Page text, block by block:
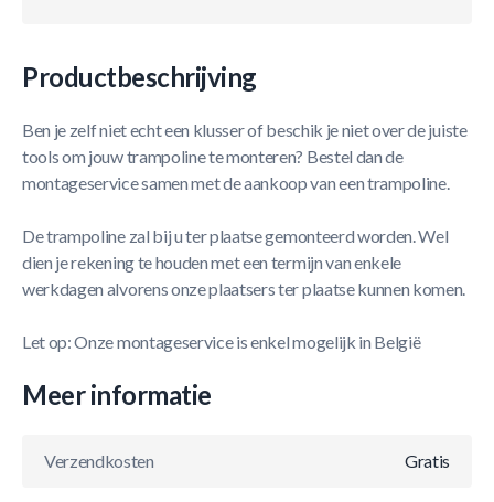
Productbeschrijving
Ben je zelf niet echt een klusser of beschik je niet over de juiste
tools om jouw trampoline te monteren? Bestel dan de
montageservice samen met de aankoop van een trampoline.
De trampoline zal bij u ter plaatse gemonteerd worden. Wel
dien je rekening te houden met een termijn van enkele
werkdagen alvorens onze plaatsers ter plaatse kunnen komen.
Let op: Onze montageservice is enkel mogelijk in België
Meer informatie
Verzendkosten Gratis